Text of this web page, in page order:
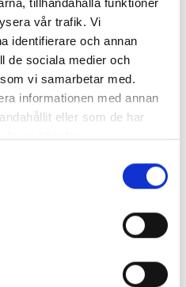
vår trafik. Vi
identifierare och annan
de sociala medier och
vi samarbetar med.
informationen med annan
eller som de har
tjänster.
mellan